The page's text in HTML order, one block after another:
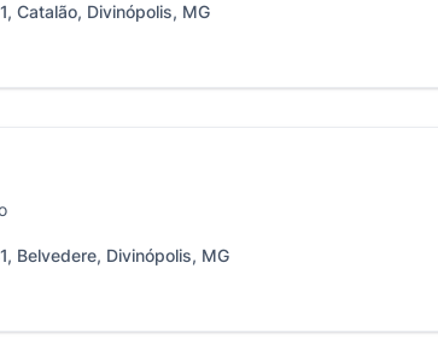
Catalão, Divinópolis, MG
Belvedere, Divinópolis, MG